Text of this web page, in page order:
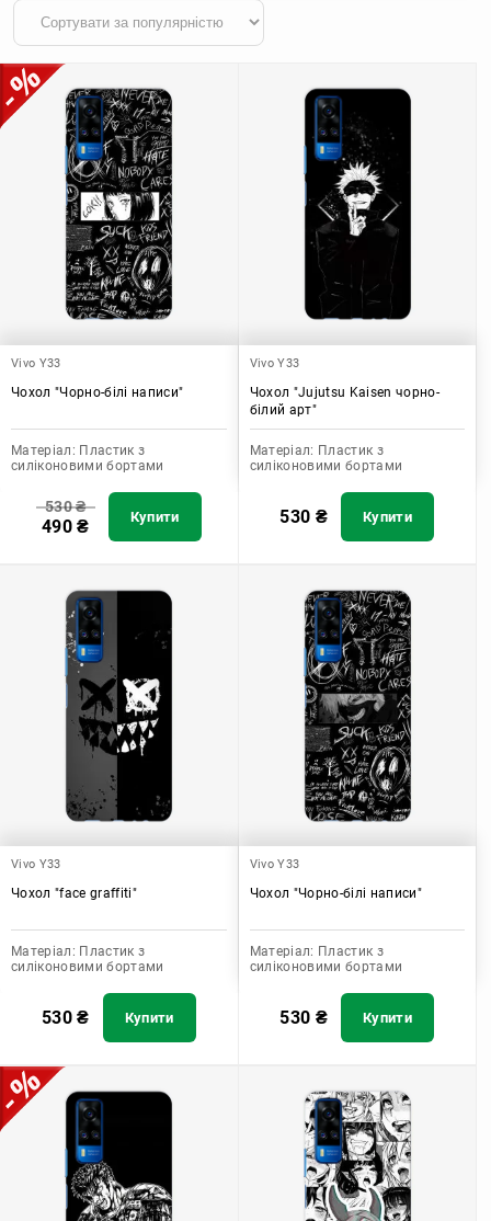
Vivo Y33
Чохол "Чорно-білі написи"
Матеріал: Пластик з
силіконовими бортами
530₴
490₴ Купити
Vivo Y33
Чохол "Jujutsu Kaisen чорно-
білий арт"
Матеріал: Пластик з
силіконовими бортами
530 ₴ Купити
Vivo Y33
Чохол "face graffiti"
Матеріал: Пластик з
силіконовими бортами
530₴ Купити
Vivo Y33
Чохол "Чорно-білі написи"
Матеріал: Пластик з
силіконовими бортами
530 ₴ Купити